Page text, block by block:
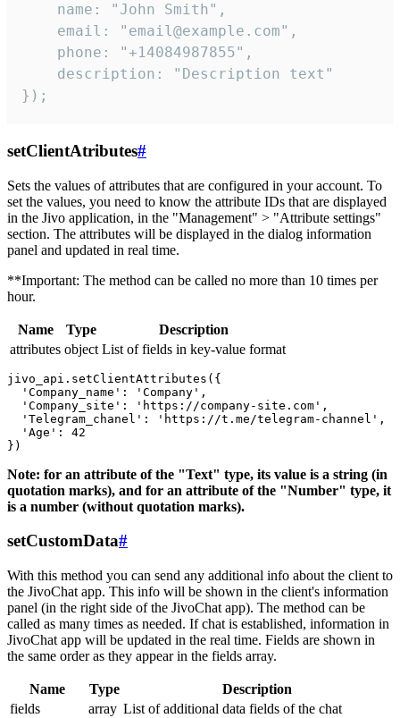
    name: "John Smith",
    email: "email@example.com",
    phone: "+14084987855",
    description: "Description text"
});
setClientAtributes#
Sets the values ​​of attributes that are configured in your account. To
set the values, you need to know the attribute IDs that are displayed
in the Jivo application, in the "Management" > "Attribute settings"
section. The attributes will be displayed in the dialog information
panel and updated in real time.
**Important: The method can be called no more than 10 times per
hour.
Name Type
Description
attributes object List of fields in key-value format
jivo_api.setClientAttributes({
  'Company_name': 'Company',
  'Company_site': 'https://company-site.com',
  'Telegram_chanel': 'https://t.me/telegram-channel',
  'Age': 42
Note: for an attribute of the "Text" type, its value is a string (in
quotation marks), and for an attribute of the "Number" type, it
is a number (without quotation marks).
setCustomData#
With this method you can send any additional info about the client to
the JivoChat app. This info will be shown in the client's information
panel (in the right side of the JivoChat app). The method can be
called as many times as needed. If chat is established, information in
JivoChat app will be updated in the real time. Fields are shown in
the same order as they appear in the fields array.
Name Type
Description
fields
array List of additional data fields of the chat